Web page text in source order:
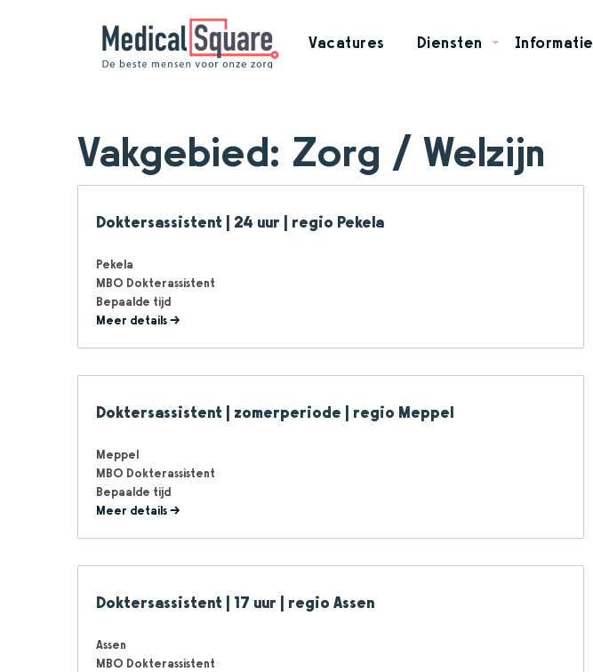
Vacatures Diensten Informatie
Vakgebied: Zorg / Welzijn
Doktersassistent | 24 uur | regio Pekela
Pekela
MBO Dokterassistent
Bepaalde tijd
Meer details
Doktersassistent | zomerperiode | regio Meppel
Meppel
MBO Dokterassistent
Bepaalde tijd
Meer details
Doktersassistent | 17 uur | regio Assen
Assen
MBO Dokterassistent